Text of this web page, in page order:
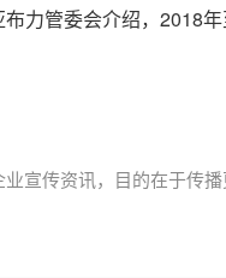
力管委会介绍，2018
宣传资讯，目的在于传